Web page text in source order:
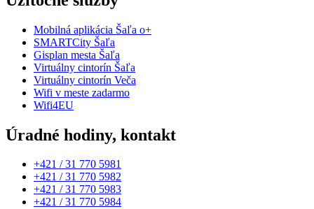
Mobilná aplikácia Šaľa o+
SMARTCity Šaľa
Gisplan mesta Šaľa
Virtuálny cintorín Šaľa
Virtuálny cintorín Veča
Wifi v meste zadarmo
Wifi4EU
Úradné hodiny, kontakt
+421 / 31 770 5981
+421 / 31 770 5982
+421 / 31 770 5983
+421 / 31 770 5984